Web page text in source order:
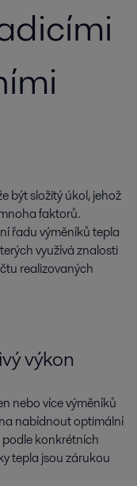
být složitý úkol, jehož
faktorů.
řadu výměníků tepla
využívá znalosti
realizovaných
výkon
nebo více výměníků
nabídnout optimální
konkrétních
tepla jsou zárukou